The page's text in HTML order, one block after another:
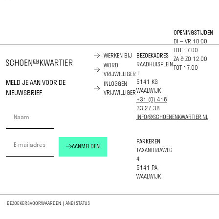
MELD JE AAN VOOR DE
NIEUWSBRIEF
AANMELDEN
WERKEN BIJ
WORD
VRIJWILLIGER
INLOGGEN
VRIJWILLIGER
BEZOEKADRES
RAADHUISPLEIN
1
5141 KG
WAALWIJK
+31 (0) 416
33 27 38
INFO@SCHOENENKWARTIER.NL
PARKEREN
TAXANDRIAWEG
4
5141 PA
WAALWIJK
OPENINGSTIJDEN
DI – VR 10.00
TOT 17.00
ZA & ZO 12.00
TOT 17.00
BEZOEKERSVOORWAARDEN |ANBI STATUS